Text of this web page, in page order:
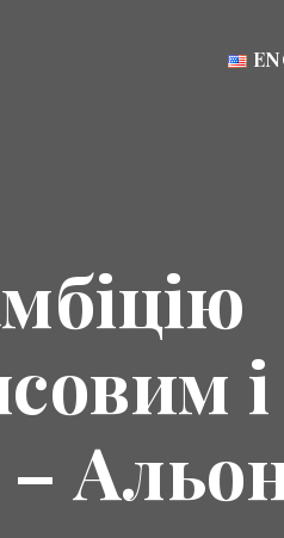
і
–